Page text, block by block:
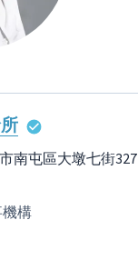
南屯區大墩七街327
構